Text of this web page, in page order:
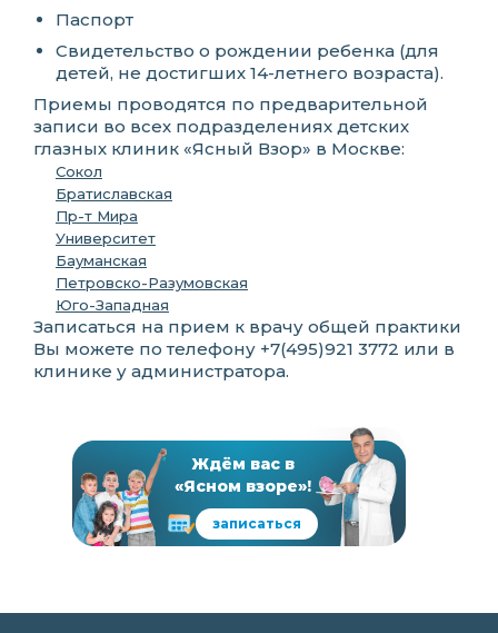
Паспорт
Свидетельство о рождении ребенка (для
детей, не достигших 14-летнего возраста).
Приемы проводятся по предварительной
записи во всех подразделениях детских
глазных клиник «Ясный Взор» в Москве:
Сокол
Братиславская
Пр-т Мира
Университет
Бауманская
Петровско-Разумовская
Юго-Западная
Записаться на прием к врачу общей практики
Вы можете по телефону +7(495)921 3772 или в
клинике у администратора.
Ждём вас в
«Ясном взоре»!
записаться